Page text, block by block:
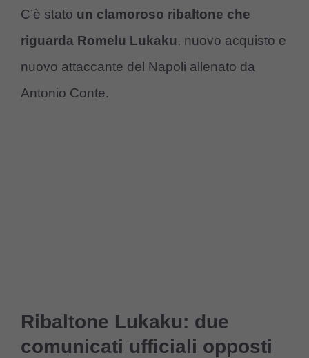
C’è stato un clamoroso ribaltone che
riguarda Romelu Lukaku, nuovo acquisto e
nuovo attaccante del Napoli allenato da
Antonio Conte.
Ribaltone Lukaku: due
comunicati ufficiali opposti